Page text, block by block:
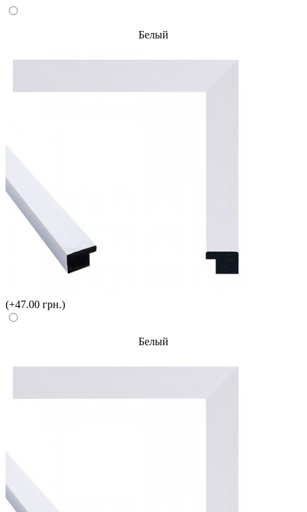
Белый
(+47.00 грн.)
Белый